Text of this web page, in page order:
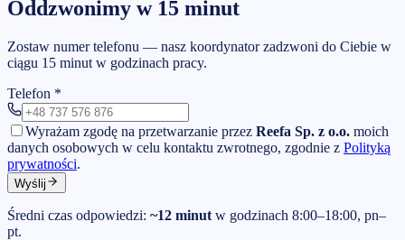
Oddzwonimy w 15 minut
Zostaw numer telefonu — nasz koordynator zadzwoni do Ciebie w
ciągu 15 minut w godzinach pracy.
Telefon *
Wyrażam zgodę na przetwarzanie przez Reefa Sp. z o.o. moich
danych osobowych w celu kontaktu zwrotnego, zgodnie z Polityką
prywatności.
Wyślij
Średni czas odpowiedzi: ~12 minut w godzinach 8:00–18:00, pn–
pt.